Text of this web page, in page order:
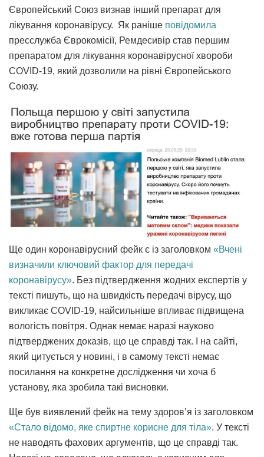
Європейський Союз визнав інший препарат для
лікування коронавірусу. Як раніше повідомила
пресслужба Єврокомісії, Ремдесивір став першим
препаратом для лікування коронавірусної хвороби
COVID-19, який дозволили на рівні Європейського
Союзу.
Ще один коронавірусний фейк є із заголовком «Вчені
визначили ключовий фактор для передачі
коронавірусу». Без підтвердження жодних експертів у
тексті пишуть, що на швидкість передачі вірусу, що
викликає СOVID-19, найсильніше впливає підвищена
вологість повітря. Однак немає наразі науково
підтверджених доказів, що це справді так. І на сайті,
який цитується у новині, і в самому тексті немає
посилання на конкретне дослідження чи хоча б
установу, яка зробила такі висновки.
Ще був виявлений фейк на тему здоров’я із заголовком
«Стало відомо, яке спиртне корисне для тіла». У тексті
не наводять фахових аргументів, що це справді так.